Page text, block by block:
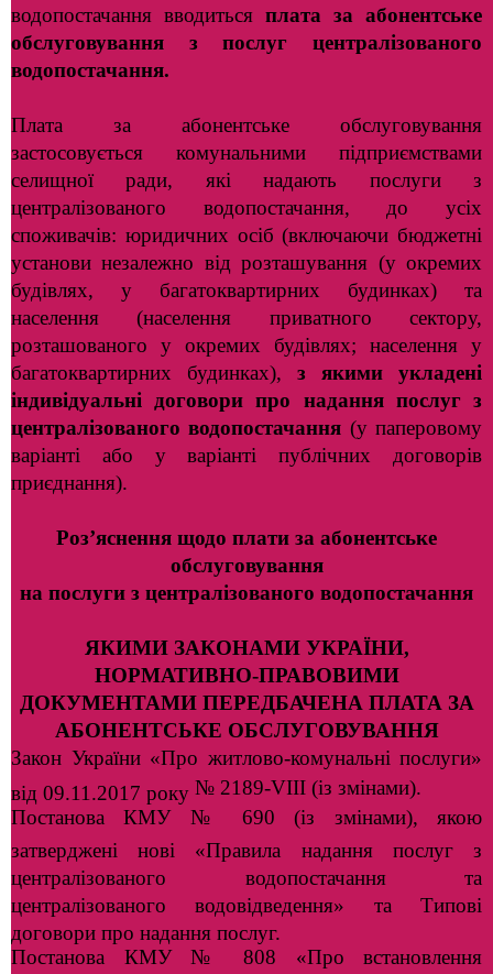
водопостачання вводиться плата за абонентське
обслуговування
з послуг централізованого
водопостачання.
Плата за абонентське обслуговування
застосовується комунальними підприємствами
селищної ради, які надають послуги з
централізованого водопостачання, до усіх
споживачів: юридичних осіб (включаючи бюджетні
установи незалежно від розташування (у окремих
будівлях, у багатоквартирних будинках) та
населення (населення приватного сектору,
розташованого у окремих будівлях; населення у
багатоквартирних будинках), з якими укладені
індивідуальні договори про надання послуг з
централізованого водопостачання (у паперовому
варіанті або у варіанті публічних договорів
приєднання).
Роз’яснення щодо плати за абонентське
обслуговування
на послуги з централізованого водопостачання
ЯКИМИ ЗАКОНАМИ УКРАЇНИ,
НОРМАТИВНО-ПРАВОВИМИ
ДОКУМЕНТАМИ ПЕРЕДБАЧЕНА ПЛАТА ЗА
АБОНЕНТСЬКЕ ОБСЛУГОВУВАННЯ
Закон України «Про житлово-комунальні послуги»
від 09.11.2017 року № 2189-VIII (із змінами).
Постанова КМУ № 690 (із змінами), якою
затверджені нові «Правила надання послуг з
централізованого водопостачання та
централізованого водовідведення» та Типові
договори про надання послуг.
Постанова КМУ № 808 «Про встановлення